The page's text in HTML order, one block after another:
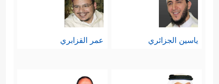
ياسين الجزائري عمر القزابري